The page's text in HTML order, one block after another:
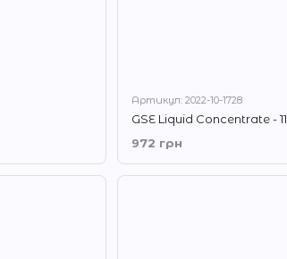
Артикул: 2022-10-1728
GSE Liquid Concentrate -
972 грн